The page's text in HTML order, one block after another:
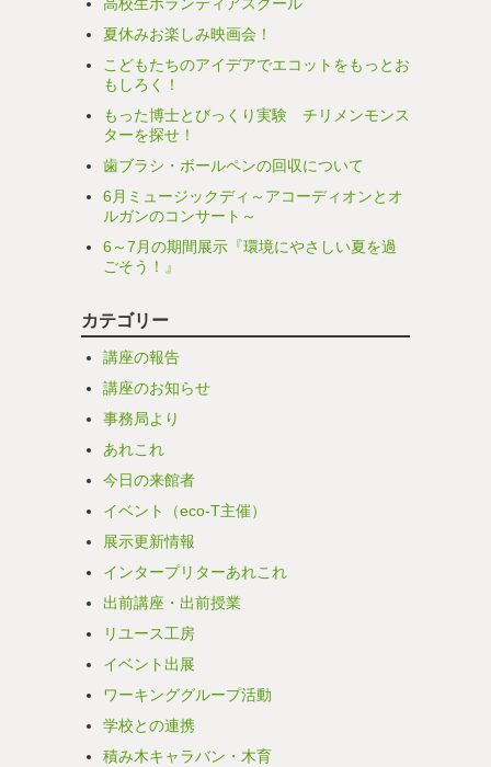
高校生ボランティアスクール
夏休みお楽しみ映画会！
こどもたちのアイデアでエコットをもっとお
もしろく！
もった博士とびっくり実験 チリメンモンス
ターを探せ！
歯ブラシ・ボールペンの回収について
6月ミュージックディ～アコーディオンとオ
ルガンのコンサート～
6～7月の期間展示『環境にやさしい夏を過
ごそう！』
カテゴリー
講座の報告
講座のお知らせ
事務局より
あれこれ
今日の来館者
イベント（eco-T主催）
展示更新情報
インタープリターあれこれ
出前講座・出前授業
リユース工房
イベント出展
ワーキンググループ活動
学校との連携
積み木キャラバン・木育